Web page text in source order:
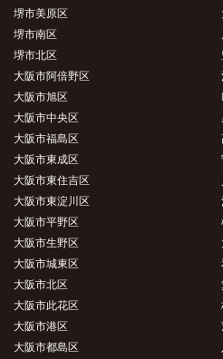
堺市美原区
堺市南区
堺市北区
大阪市阿倍野区
大阪市旭区
大阪市中央区
大阪市福島区
大阪市東成区
大阪市東住吉区
大阪市東淀川区
大阪市平野区
大阪市生野区
大阪市城東区
大阪市北区
大阪市此花区
大阪市港区
大阪市都島区